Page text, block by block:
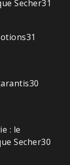
Secher31
31
30
: le
Secher30